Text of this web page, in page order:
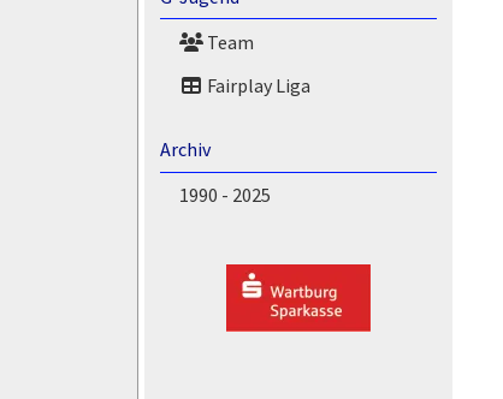
Team
Fairplay Liga
Archiv
1990 - 2025